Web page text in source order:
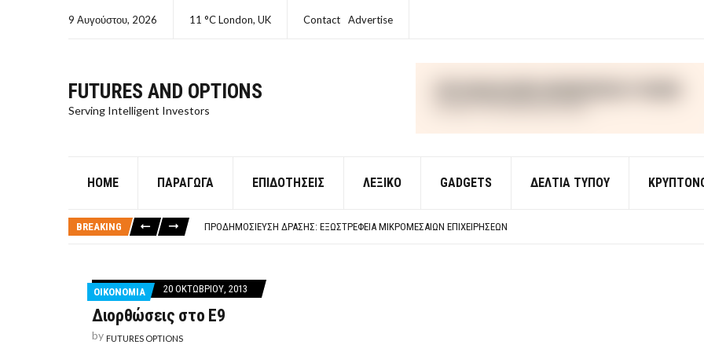
9 Αυγούστου, 2026 11 °C London, UK Contact Advertise
FUTURES AND OPTIONS
Serving Intelligent Investors
HOME ΠΑΡΆΓΩΓΑ ΕΠΙΔΟΤΉΣΕΙΣ ΛΕΞΙΚΌ GADGETS ΔΕΛΤΙΑ ΤΥΠΟΥ
BREAKING
ΠΡΟΔΗΜΟΣΊΕΥΣΗ ΔΡΆΣΗΣ: ΕΞΩΣΤΡΈΦΕΙΑ ΜΙΚΡΟΜΕΣΑΊΩΝ ΕΠΙΧΕΙΡΉΣΕΩΝ
ΤΑΜΕΊΟ ΜΙΚΡΟΠΙΣΤΏΣΕΩΝ ΣΥΧΝΈΣ ΕΡΩΤΉΣΕΙΣ ΑΠΑΝΤΉΣΕΙΣ
ΟΙΚΟΝΟΜΙΑ 20 ΟΚΤΩΒΡΊΟΥ, 2013
Διορθώσεις στο Ε9
by FUTURES OPTIONS